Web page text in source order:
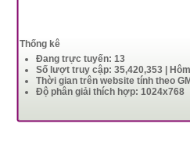
Thống kê
Đang trực tuyến: 13
Số lượt truy cập: 35,420,353 |
Thời gian trên website tính theo
Độ phân giải thích hợp: 1024x768